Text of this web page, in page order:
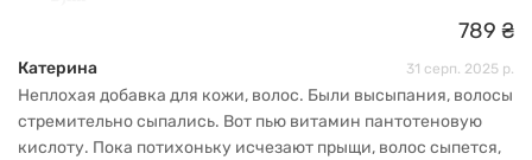
789 ₴
Катерина 31 серп. 2025 р.
Неплохая добавка для кожи, волос. Были высыпания, волосы
стремительно сыпались. Вот пью витамин пантотеновую
кислоту. Пока потихоньку исчезают прыщи, волос сыпется,